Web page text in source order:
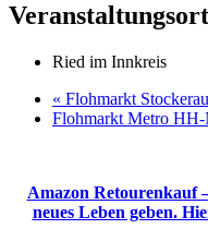
Veranstaltungsort
Ried im Innkreis
« Flohmarkt Stockerau
Flohmarkt Metro
Amazon Retourenkauf
neues Leben geben.